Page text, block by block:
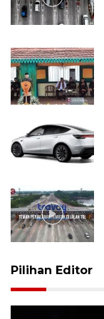
Pilihan Editor